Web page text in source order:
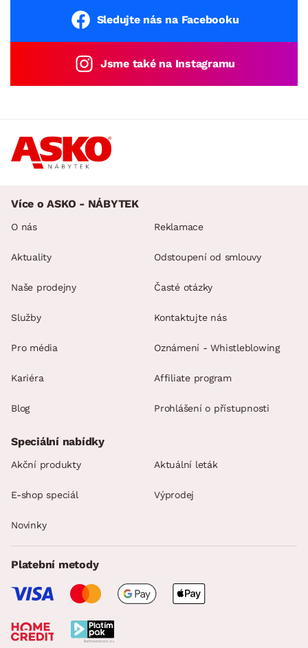
Sledujte nás na Facebooku
Jsme také na Instagramu
Více o ASKO - NÁBYTEK
O nás
Aktuality
Naše prodejny
Služby
Pro média
Kariéra
Blog
Reklamace
Odstoupení od smlouvy
Časté otázky
Kontaktujte nás
Oznámení - Whistleblowing
Affiliate program
Prohlášení o přístupnosti
Speciální nabídky
Akční produkty Aktuální leták
E-shop speciál Výprodej
Novinky
Platební metody